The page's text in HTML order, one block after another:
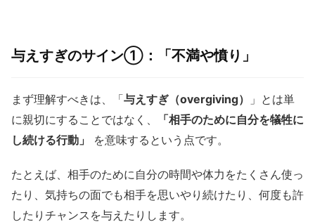
与えすぎのサイン①：「不満や憤り」
まず理解すべきは、「与えすぎ（overgiving）
」とは単
に親切にすることではなく、
「相手のために自分を犠牲に
し続ける行動」
を意味するという点です。
たとえば、相手のために自分の時間や体力をたくさん使っ
たり、気持ちの面でも相手を思いやり続けたり、何度も許
したりチャンスを与えたりします。